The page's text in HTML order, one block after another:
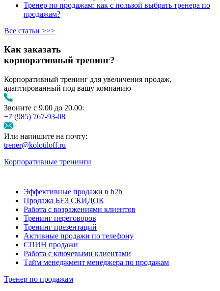
Тренер по продажам: как с пользой выбрать тренера по
продажам?
Все статьи >>>
Как заказать
корпоративный тренинг?
Корпоративный тренинг для увеличения продаж,
адаптированный под вашу компанию
Звоните с 9.00 до 20.00:
+7 (985) 767‑93‑08
Или напишите на почту:
trener@kolotiloff.ru
Корпоративные тренинги
Эффективные продажи в b2b
Продажа БЕЗ СКИДОК
Работа с возражениями клиентов
Тренинг переговоров
Тренинг презентаций
Активные продажи по телефону
СПИН продажи
Работа с ключевыми клиентами
Тайм менеджмент менеджера по продажам
Тренер по продажам